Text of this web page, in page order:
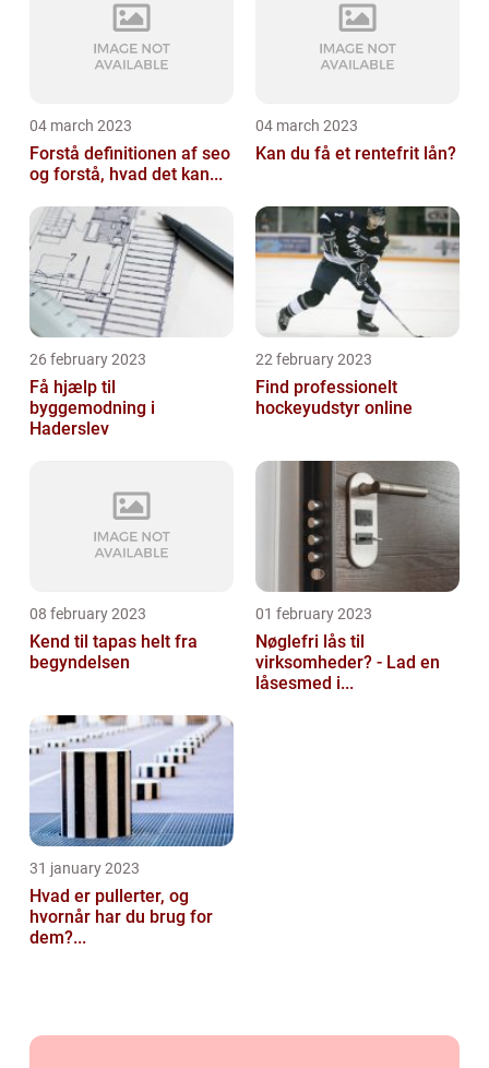
04 march 2023
Forstå definitionen af seo
og forstå, hvad det kan...
04 march 2023
Kan du få et rentefrit lån?
26 february 2023
Få hjælp til
byggemodning i
Haderslev
22 february 2023
Find professionelt
hockeyudstyr online
08 february 2023
Kend til tapas helt fra
begyndelsen
01 february 2023
Nøglefri lås til
virksomheder? - Lad en
låsesmed i...
31 january 2023
Hvad er pullerter, og
hvornår har du brug for
dem?...